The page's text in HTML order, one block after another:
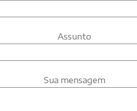
Assunto
Sua mensagem